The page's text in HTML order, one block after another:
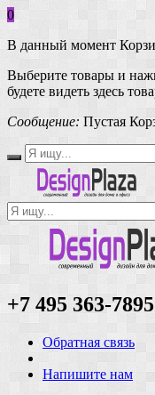
0
В данный момент
Выберите товары и
будете видеть здесь
Сообщение: Пустая
+7 495 363-7895
Обратная связь
Напишите нам